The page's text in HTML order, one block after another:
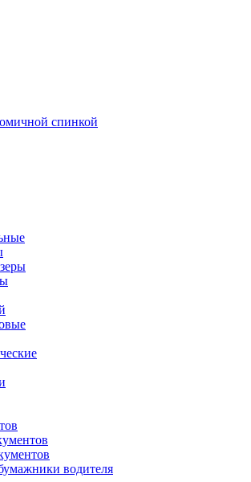
спинкой
водителя